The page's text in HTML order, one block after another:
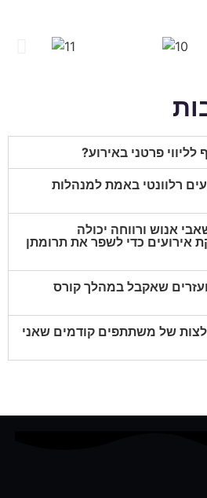
פרטני באירוע?
רלוונטי באמת למנהלות
אנוש ורווחה יכולה
אירועים כדי לשפר את תרומתן
שאקבל במהלך קורס
של משתתפים קודמים שאני